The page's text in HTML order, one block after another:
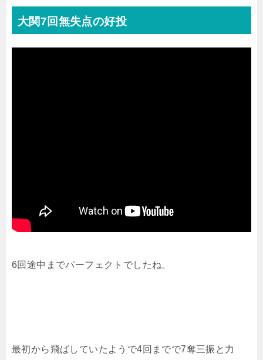
大関7回無失点の好投
6回途中までパーフェクトでしたね。
最初から飛ばしていたようで4回までで7奪三振と力